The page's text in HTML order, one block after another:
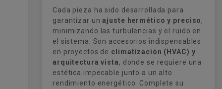
Cada pieza ha sido desarrollada para
garantizar unajuste hermético y preciso,
minimizando las turbulencias y el ruido en
el sistema. Son accesorios indispensables
en proyectos de climatización (HVAC) y
arquitectura vista, donde se requiere una
estética impecable junto a un alto
rendimiento energético. Complete su